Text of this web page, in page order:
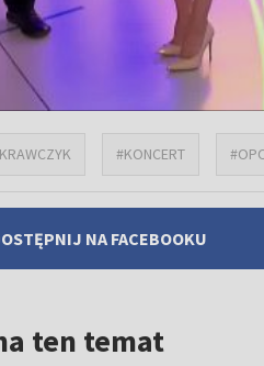
#KONCERT
NA FACEBOOKU
ten temat